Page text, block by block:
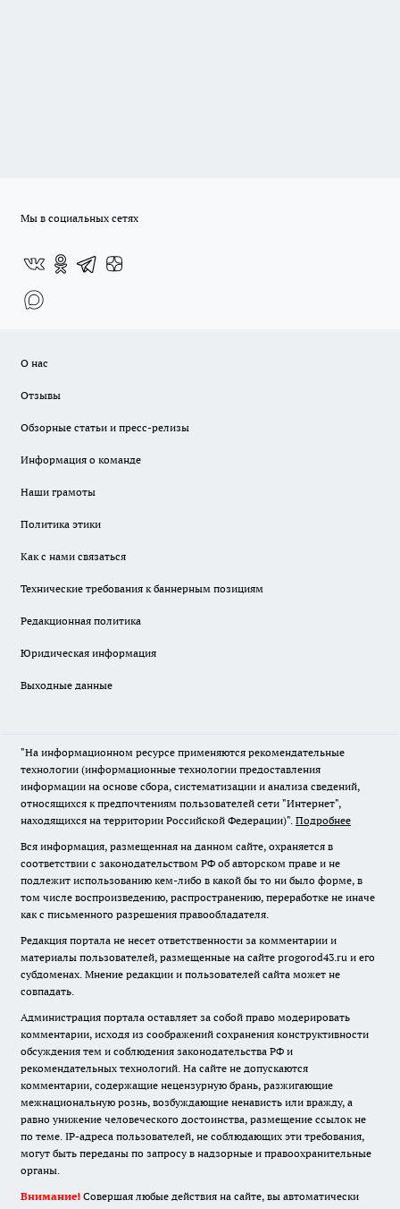
Мы в социальных сетях
О нас
Отзывы
Обзорные статьи и пресс-релизы
Информация о команде
Наши грамоты
Политика этики
Как с нами связаться
Технические требования к баннерным позициям
Редакционная политика
Юридическая информация
Выходные данные
"На информационном ресурсе применяются рекомендательные
технологии (информационные технологии предоставления
информации на основе сбора, систематизации и анализа сведений,
относящихся к предпочтениям пользователей сети "Интернет",
находящихся на территории Российской Федерации)". Подробнее
Вся информация, размещенная на данном сайте, охраняется в
соответствии с законодательством РФ об авторском праве и не
подлежит использованию кем-либо в какой бы то ни было форме, в
том числе воспроизведению, распространению, переработке не иначе
как с письменного разрешения правообладателя.
Редакция портала не несет ответственности за комментарии и
материалы пользователей, размещенные на сайте progorod43.ru и его
субдоменах. Мнение редакции и пользователей сайта может не
совпадать.
Администрация портала оставляет за собой право модерировать
комментарии, исходя из соображений сохранения конструктивности
обсуждения тем и соблюдения законодательства РФ и
рекомендательных технологий. На сайте не допускаются
комментарии, содержащие нецензурную брань, разжигающие
межнациональную рознь, возбуждающие ненависть или вражду, а
равно унижение человеческого достоинства, размещение ссылок не
по теме. IP-адреса пользователей, не соблюдающих эти требования,
могут быть переданы по запросу в надзорные и правоохранительные
органы.
Внимание! Совершая любые действия на сайте, вы автоматически